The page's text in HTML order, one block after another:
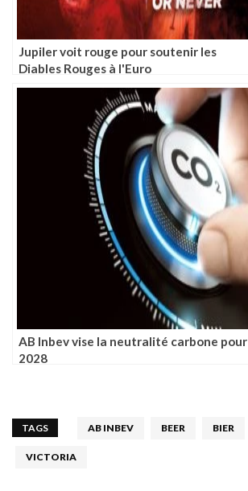
Jupiler voit rouge pour soutenir les
Diables Rouges à l'Euro
AB Inbev vise la neutralité carbone pour
2028
TAGS AB INBEV BEER BIER
VICTORIA